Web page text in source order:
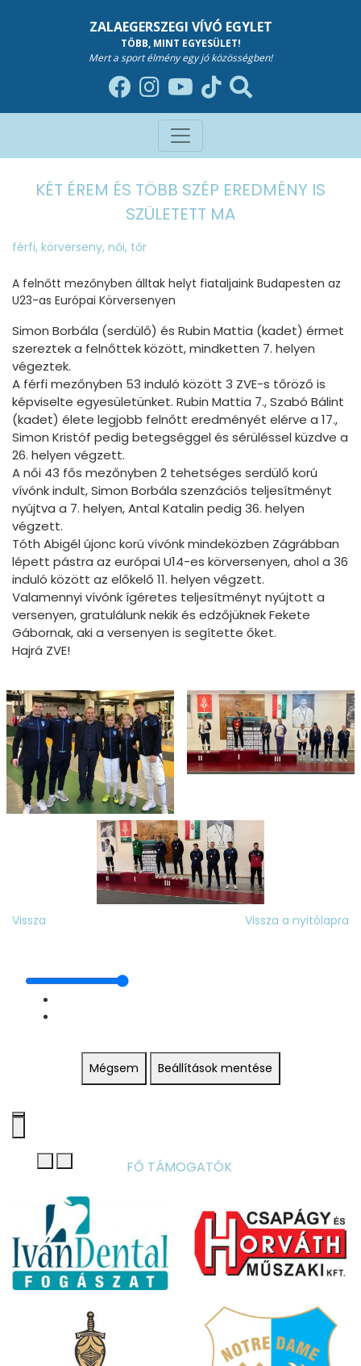
ZALAEGERSZEGI VÍVÓ EGYLET
TÖBB, MINT EGYESÜLET!
Mert a sport élmény egy jó közösségben!
KÉT ÉREM ÉS TÖBB SZÉP EREDMÉNY IS
SZÜLETETT MA
férfi, körverseny, női, tőr
A felnőtt mezőnyben álltak helyt fiataljaink Budapesten az
U23-as Európai Körversenyen
Simon Borbála (serdülő) és Rubin Mattia (kadet) érmet
szereztek a felnőttek között, mindketten 7. helyen
végeztek.
A férfi mezőnyben 53 induló között 3 ZVE-s tőröző is
képviselte egyesületünket. Rubin Mattia 7., Szabó Bálint
(kadet) élete legjobb felnőtt eredményét elérve a 17.,
Simon Kristóf pedig betegséggel és sérüléssel küzdve a
26. helyen végzett.
A női 43 fős mezőnyben 2 tehetséges serdülő korú
vívónk indult, Simon Borbála szenzációs teljesítményt
nyújtva a 7. helyen, Antal Katalin pedig 36. helyen
végzett.
Tóth Abigél újonc korú vívónk mindeközben Zágrábban
lépett pástra az európai U14-es körversenyen, ahol a 36
induló között az előkelő 11. helyen végzett.
Valamennyi vívónk ígéretes teljesítményt nyújtott a
versenyen, gratulálunk nekik és edzőjüknek Fekete
Gábornak, aki a versenyen is segítette őket.
Hajrá ZVE!
Vissza Vissza a nyitólapra
Mégsem Beállítások mentése
FŐ TÁMOGATÓK